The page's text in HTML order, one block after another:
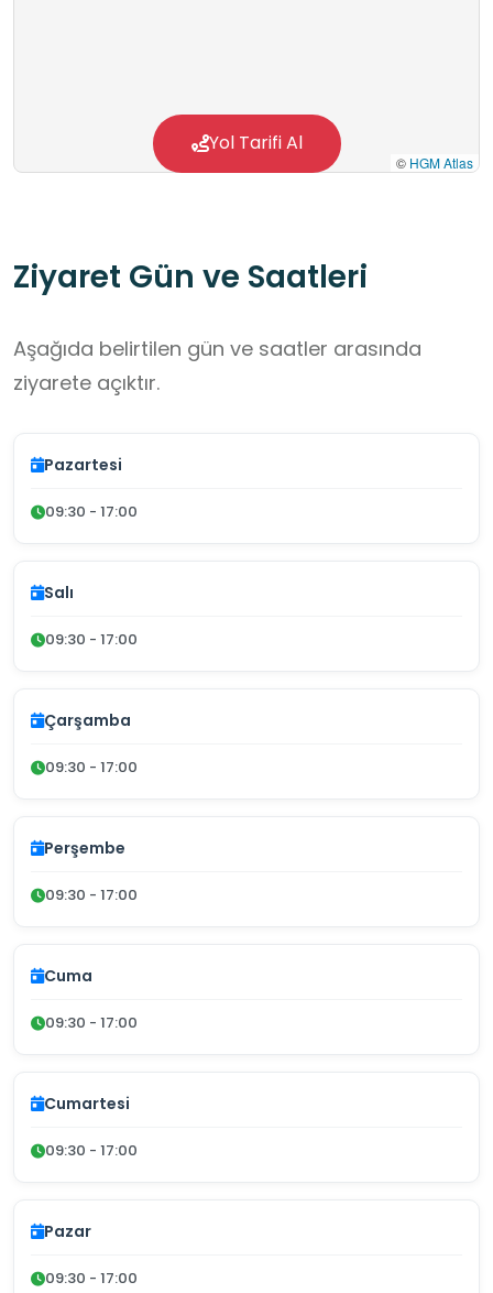
© HGM Atlas
Yol Tarifi Al
Ziyaret Gün ve Saatleri
Aşağıda belirtilen gün ve saatler arasında
ziyarete açıktır.
Pazartesi
09:30 - 17:00
Salı
09:30 - 17:00
Çarşamba
09:30 - 17:00
Perşembe
09:30 - 17:00
Cuma
09:30 - 17:00
Cumartesi
09:30 - 17:00
Pazar
09:30 - 17:00